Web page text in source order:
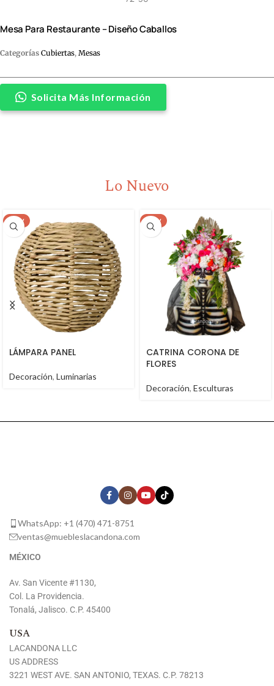
Mesa Para Restaurante – Diseño Caballos
Categorías Cubiertas, Mesas
Solicita Más Información
Lo Nuevo
NEW
LÁMPARA PANEL
Decoración, Luminarias
NEW
CATRINA CORONA DE
FLORES
Decoración, Esculturas
WhatsApp: +1 (470) 471-8751
ventas@muebleslacandona.com
MÉXICO
Av. San Vicente #1130,
Col. La Providencia.
Tonalá, Jalisco. C.P. 45400
USA
LACANDONA LLC
US ADDRESS
3221 WEST AVE. SAN ANTONIO, TEXAS. C.P. 78213